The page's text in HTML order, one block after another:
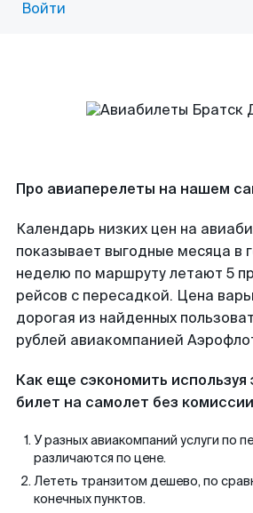
Войти
Про авиаперелеты на нашем
Календарь низких цен на
показывает выгодные месяца в
неделю по маршруту летают 5
рейсов с пересадкой. Цена
дорогая из найденных
рублей авиакомпанией
Как еще сэкономить используя
билет на самолет без
У разных авиакомпаний услуги по
различаются по цене.
Лететь транзитом дешево, по
конечных пунктов.